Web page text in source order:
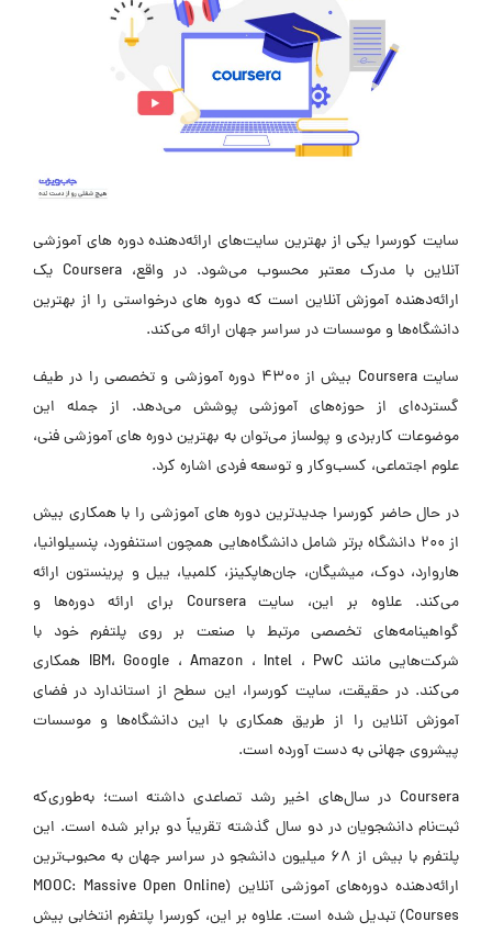
سایت کورسرا یکی از بهترین سایت‌های ارائه‌دهنده دوره های آموزشی
آنلاین با مدرک معتبر محسوب می‌شود. در واقع، Coursera یک
ارائه‌دهنده آموزش آنلاین است که دوره های درخواستی را از بهترین
دانشگاه‌ها و موسسات در سراسر جهان ارائه می‌کند.
سایت Coursera بیش از 4300 دوره آموزشی و تخصصی را در طیف
گسترده‌ای از حوزه‌های آموزشی پوشش می‌دهد. از جمله این
موضوعات کاربردی و پولساز می‌توان به بهترین دوره های آموزشی فنی،
علوم اجتماعی، کسب‌وکار و توسعه فردی اشاره کرد.
در حال حاضر کورسرا جدیدترین دوره های آموزشی را با همکاری بیش
از 200 دانشگاه برتر شامل دانشگاه‌هایی همچون استنفورد، پنسیلوانیا،
هاروارد، دوک، میشیگان، جان‌هاپکینز، کلمبیا، ییل و پرینستون ارائه
می‌کند. علاوه بر این، سایت Coursera برای ارائه دوره‌ها و
گواهینامه‌های تخصصی مرتبط با صنعت بر روی پلتفرم خود با
شرکت‌هایی مانند IBM، Google ، Amazon ، Intel ، PwC همکاری
می‌کند. در حقیقت، سایت کورسرا، این سطح از استاندارد در فضای
آموزش آنلاین را از طریق همکاری با این دانشگاه‌ها و موسسات
پیشروی جهانی به دست آورده است.
Coursera در سال‌های اخیر رشد تصاعدی داشته است؛ به‌طوری‌که
ثبت‌نام دانشجویان در دو سال گذشته تقریباً دو برابر شده است. این
پلتفرم با بیش از 68 میلیون دانشجو در سراسر جهان به محبوب‌ترین
ارائه‌دهنده دوره‌های آموزشی آنلاین (MOOC: Massive Open Online
Courses) تبدیل شده است. علاوه بر این، کورسرا پلتفرم انتخابی بیش